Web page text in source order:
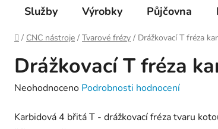
Služby Výrobky Půjčovna
Domů
/ CNC nástroje / Tvarové frézy / Drážkovací T fréza
Drážkovací T fréza
Průměrné
produktu
Neohodnoceno Podrobnosti hodnocení
Karbidová 4 břitá T - drážkovací fréza tvaru